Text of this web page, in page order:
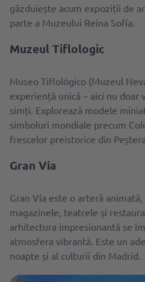
găzduiește acum expoziții de
parte a Muzeului Reina Sofía.
Muzeul Tiflologic
Museo Tiflológico (Muzeul
experiență unică – aici nu doar
simți. Explorează modele
simboluri mondiale precum
frescelor preistorice din
Gran Vía
Gran Vía este o arteră
magazinele, teatrele și
arhitectura impresionantă se
atmosfera vibrantă. Este un
noapte și al culturii din Madrid.